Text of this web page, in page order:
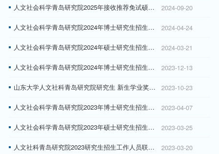
人文社会科学青岛研究院2025年接收推荐免试硕士研究生复试工作的通知 2024-09-20
人文社会科学青岛研究院2024年博士研究生招生报考程序（二） 2024-04-24
人文社会科学青岛研究院2024年硕士研究生招生考试录取工作方案 2024-03-21
人文社会科学青岛研究院2024年博士研究生招生报考程序 2023-12-13
山东大学人文社科青岛研究院研究生 新生学业奖学金评审办法 2023-10-23
人文社会科学青岛研究院2023年博士研究生招生报考程序 2023-04-07
人文社会科学青岛研究院2023年硕士研究生招生考试校内调剂录取工作方案 2023-03-25
人文社科青岛研究院2023研究生招生工作人员联系方式 2023-03-20
信息公开